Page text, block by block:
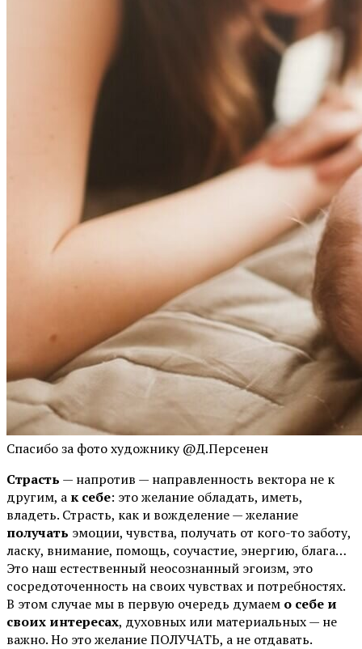
Спасибо за фото художнику @Д.Персенен
Страсть — напротив — направленность вектора не к
другим, а к себе: это желание обладать, иметь,
владеть. Страсть, как и вожделение — желание
получать эмоции, чувства, получать от кого-то заботу,
ласку, внимание, помощь, соучастие, энергию, блага…
Это наш естественный неосознанный эгоизм, это
сосредоточенность на своих чувствах и потребностях.
В этом случае мы в первую очередь думаем о себе и
своих интересах, духовных или материальных — не
важно. Но это желание ПОЛУЧАТЬ, а не отдавать.